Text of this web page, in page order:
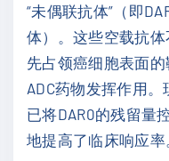
“未偶联抗体”（即
体）。这些空载抗
先占领癌细胞表面
ADC药物发挥作用。
已将DAR0的残留量
地提高了临床响应率